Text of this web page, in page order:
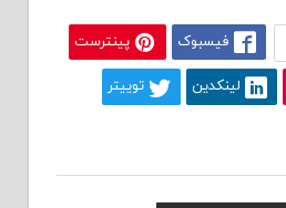
فیسبوک پینترست
لینکدین توییتر